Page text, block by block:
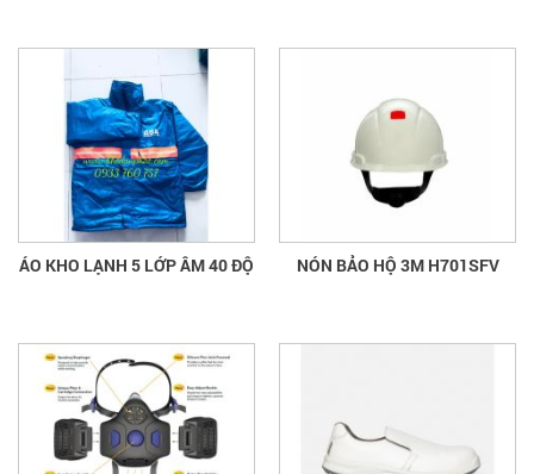
ÁO KHO LẠNH 5 LỚP ÂM 40 ĐỘ NÓN BẢO HỘ 3M H701SFV